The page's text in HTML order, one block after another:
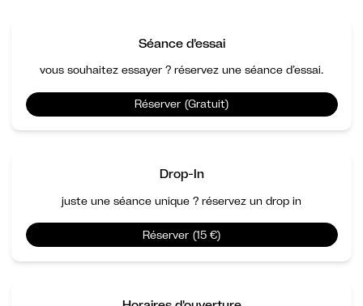
Séance d'essai
vous souhaitez essayer ? réservez une séance d’essai.
Réserver (Gratuit)
Drop-In
juste une séance unique ? réservez un drop in
Réserver (15 €)